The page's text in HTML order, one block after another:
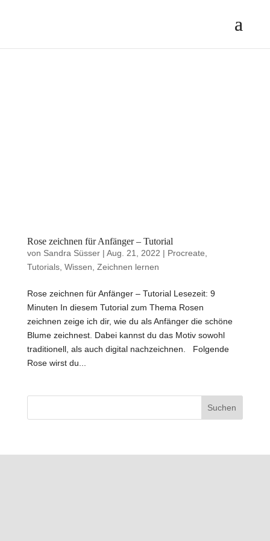
Rose zeichnen für Anfänger – Tutorial
von Sandra Süsser| Aug. 21, 2022 | Procreate
Tutorials, Wissen Zeichnen lernen
Rose zeichnen für Anfänger – Tutorial Lesezeit: 9
Minuten In diesem Tutorial zum Thema Rosen
zeichnen zeige ich dir, wie du als Anfänger die schöne
Blume zeichnest. Dabei kannst du das Motiv sowohl
traditionell, als auch digital nachzeichnen. Folgende
Rose wirst du...